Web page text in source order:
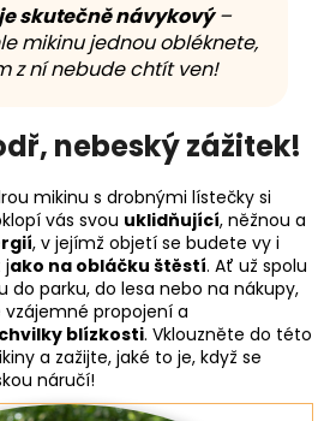
skutečně návykový–
mikinu jednou obléknete,
z ní nebude chtít ven!
nebeský zážitek!
mikinu s drobnými lístečky si
vás svou uklidňující, něžnou a
, v jejímž objetí se budete vy i
jako na obláčku štěstí. Ať už spolu
do parku, do lesa nebo na nákupy,
propojení a
blízkosti. Vklouzněte do této
a zažijte, jaké to je, když se
náručí!